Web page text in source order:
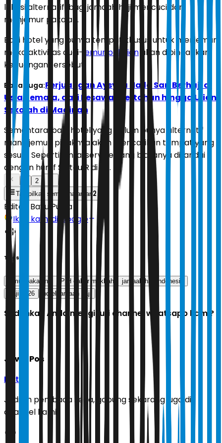
lokasi alternatif bagi jamaah haji mencuci dan
menjemur pakaian.
Bagi hotel yang punya tempat khusus untuk menjemur,
maka aktivitas cuci- jemur pakaian akan dipindahkan
ke ruangan tersebut.
Baca Juga:Perjuangan Aysylla Naila Sari Berhaji di
Usia Remaja, dari Pesawat Tertahan hingga Ujian
Sekolah di Madinah
Sementara, bagi hotel yang belum punya alternatif
ruang jemur, pihaknya akan mencarikan tempat yang
sesuai. Seperti lantai service yang biasanya ditandai
dengan huruf S atau R di lift.
2
Tampilkan semua halaman 2
Editor: Bayu Putra
Ikuti kami di Google
Tags
jemur pakaian PPIH daker makkah
jamaah haji indonesia
Haji 2026
hotel jamaah haji
Sudahkah Anda mengikuti channel whatsapp kami?
Jawa Pos
Ikuti
Jadilah pembaca setia, gabung sekarang juga di
channel kami!